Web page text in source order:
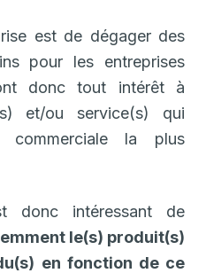
est de dégager des
pour les entreprises
donc tout intérêt à
et/ou service(s) qui
commerciale la plus
intéressant de
le(s) produit(s)
en fonction de ce